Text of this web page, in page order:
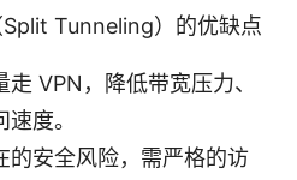
Tunneling）的优缺点
VPN，降低带宽压力、
度。
的安全风险，需严格的访